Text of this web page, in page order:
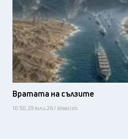
Вратата на сълзите
10:50, 29 юли 26 / Idealisti